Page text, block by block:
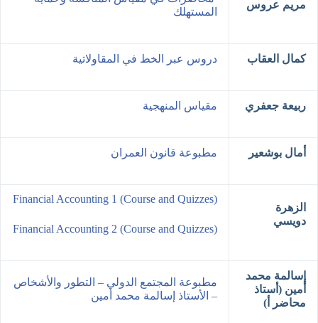
مريم عروس
المستهلك
كمال العقاب دروس عبر الخط في المقاولاتية
ربيعة جعفري مقياس المنهجية
أمال بوشعير مطبوعة قانون العمران
الزهرة
دويسي
Financial Accounting 1 (Course and Quizzes)
Financial Accounting 2 (Course and Quizzes)
إسالمة محمد
أمين (أستاذ
محاضر أ)
مطبوعة المجتمع الدولي – التطور والأشخاص
– الأستاذ إسالمة محمد أمين